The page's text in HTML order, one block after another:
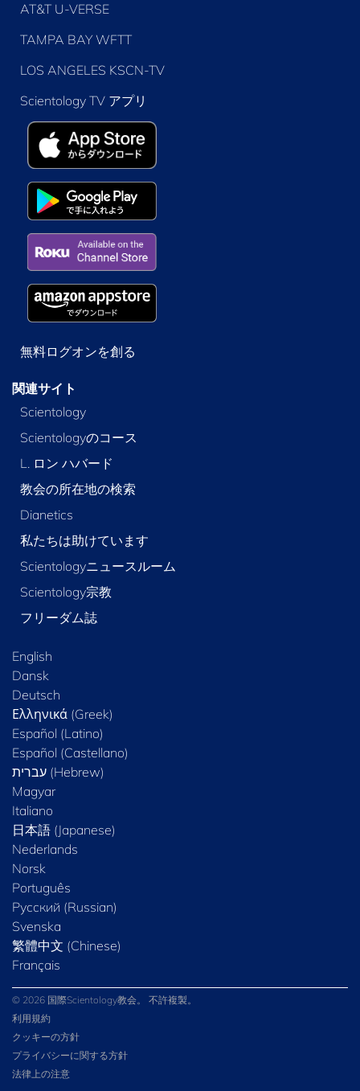
AT&T U-VERSE
TAMPA BAY WFTT
LOS ANGELES KSCN-TV
Scientology TV アプリ
無料ログオンを創る
関連サイト
Scientology
Scientologyのコース
L. ロン ハバード
教会の所在地の検索
Dianetics
私たちは助けています
Scientologyニュースルーム
Scientology宗教
フリーダム誌
English
Dansk
Deutsch
Ελληνικά (Greek)
Español (Latino)
Español (Castellano)
Magyar
Italiano
日本語 (Japanese)
Nederlands
Norsk
Português
Русский (Russian)
Svenska
繁體中文 (Chinese)
Français
© 2026 国際Scientology教会。 不許複製。
利用規約
クッキーの方針
プライバシーに関する方針
法律上の注意